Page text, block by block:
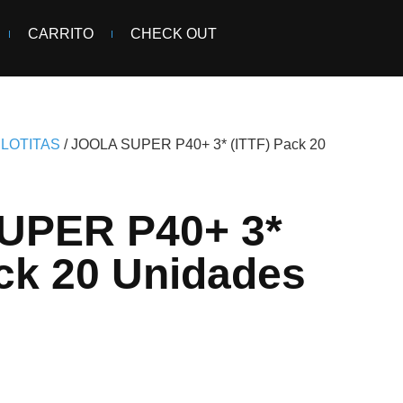
CARRITO CHECK OUT
/ JOOLA SUPER P40+ 3* (ITTF) Pack 20
P40+ 3*
20 Unidades